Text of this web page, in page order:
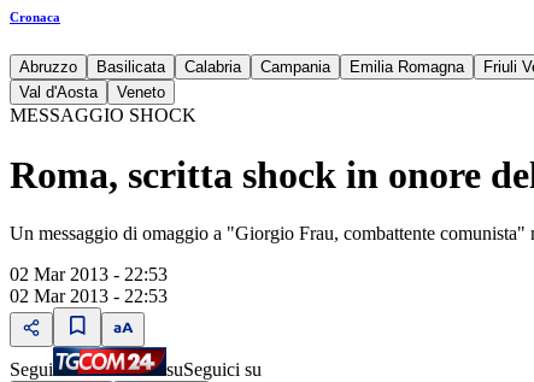
Cronaca
Abruzzo Basilicata Calabria Campania Emilia Romagna Friuli
Val d'Aosta
Veneto
MESSAGGIO SHOCK
Roma, scritta shock in onore
Un messaggio di omaggio a "Giorgio Frau, combattente
02 Mar 2013 - 22:53
02 Mar 2013 - 22:53
Segui suSeguici su